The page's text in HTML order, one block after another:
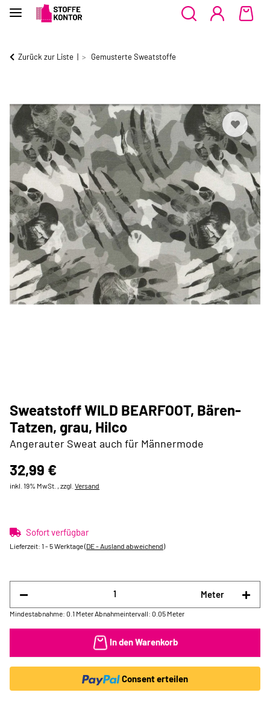
Zurück zur Liste Gemusterte Sweatstoffe
Sweatstoff WILD BEARFOOT, Bären-
Tatzen, grau, Hilco
Angerauter Sweat auch für Männermode
32,99 €
inkl. 19% MwSt. , zzgl. Versand
Sofort verfügbar
Lieferzeit: 1 - 5 Werktage(DE - Ausland abweichend)
Meter
Mindestabnahme: 0.1 Meter Abnahmeintervall: 0.05 Meter
In den Warenkorb
Consent erteilen